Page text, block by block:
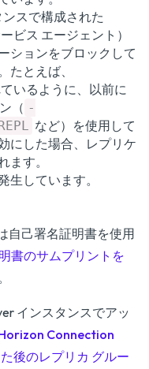
スで構成された
ビス エージェント）
ションをブロックして
たとえば、
いるように、以前に
（ -
など）を使用して
にした場合、レプリケ
ます。
生しています。
自己署名証明書を使用
書のサムプリントを
インスタンスでアッ
Connection
後のレプリカ グルー